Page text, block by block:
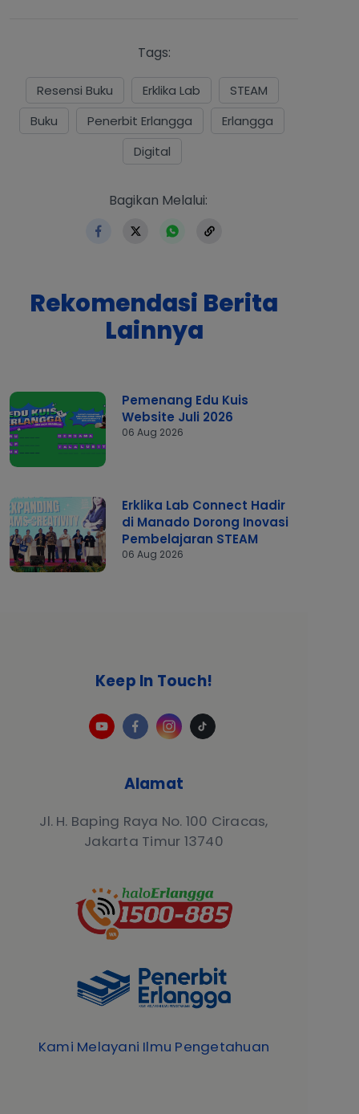
Tags:
Resensi Buku Erklika Lab
STEAM
Buku
Penerbit Erlangga
Erlangga
Digital
https://www.erlangga.co.id/
Bagikan Melalui:
Rekomendasi Berita
Lainnya
Pemenang Edu Kuis
Website Juli 2026
06 Aug 2026
Erklika Lab Connect Hadir
di Manado Dorong Inovasi
Pembelajaran STEAM
06 Aug 2026
Alamat
Jl. H. Baping Raya No. 100 Ciracas,
Jakarta Timur 13740
Keep In Touch!
Kami Melayani Ilmu Pengetahuan